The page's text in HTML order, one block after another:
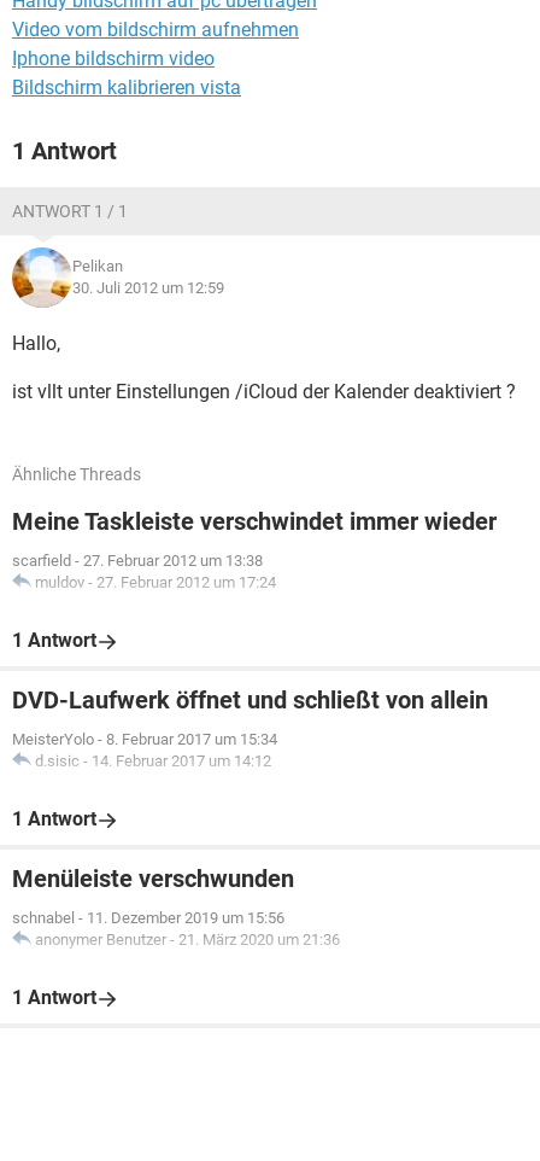
Video vom bildschirm aufnehmen
Iphone bildschirm video
Bildschirm kalibrieren vista
1 Antwort
ANTWORT 1 / 1
Pelikan
30. Juli 2012 um 12:59
Hallo,
ist vllt unter Einstellungen /iCloud der Kalender deaktiviert ?
Ähnliche Threads
Meine Taskleiste verschwindet immer wieder
scarfield - 27. Februar 2012 um 13:38
muldov - 27. Februar 2012 um 17:24
1 Antwort
DVD-Laufwerk öffnet und schließt von allein
MeisterYolo - 8. Februar 2017 um 15:34
d.sisic - 14. Februar 2017 um 14:12
1 Antwort
Menüleiste verschwunden
schnabel - 11. Dezember 2019 um 15:56
anonymer Benutzer - 21. März 2020 um 21:36
1 Antwort